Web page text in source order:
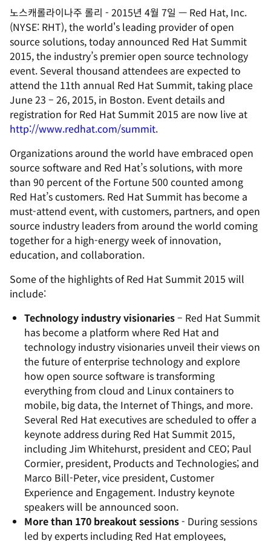
노스캐롤라이나주 롤리 - 2015년 4월 7일 — Red Hat, Inc.
(NYSE: RHT), the world's leading provider of open
source solutions, today announced Red Hat Summit
2015, the industry’s premier open source technology
event. Several thousand attendees are expected to
attend the 11th annual Red Hat Summit, taking place
June 23 – 26, 2015, in Boston. Event details and
registration for Red Hat Summit 2015 are now live at
http://www.redhat.com/summit.
Organizations around the world have embraced open
source software and Red Hat’s solutions, with more
than 90 percent of the Fortune 500 counted among
Red Hat’s customers. Red Hat Summit has become a
must-attend event, with customers, partners, and open
source industry leaders from around the world coming
together for a high-energy week of innovation,
education, and collaboration.
Some of the highlights of Red Hat Summit 2015 will
include:
Technology industry visionaries– Red Hat Summit
has become a platform where Red Hat and
technology industry visionaries unveil their views on
the future of enterprise technology and explore
how open source software is transforming
everything from cloud and Linux containers to
mobile, big data, the Internet of Things, and more.
Several Red Hat executives are scheduled to offer a
keynote address during Red Hat Summit 2015,
including Jim Whitehurst, president and CEO; Paul
Cormier, president, Products and Technologies; and
Marco Bill-Peter, vice president, Customer
Experience and Engagement. Industry keynote
speakers will be announced soon.
More than 170 breakout sessions- During sessions
led by experts including Red Hat employees,